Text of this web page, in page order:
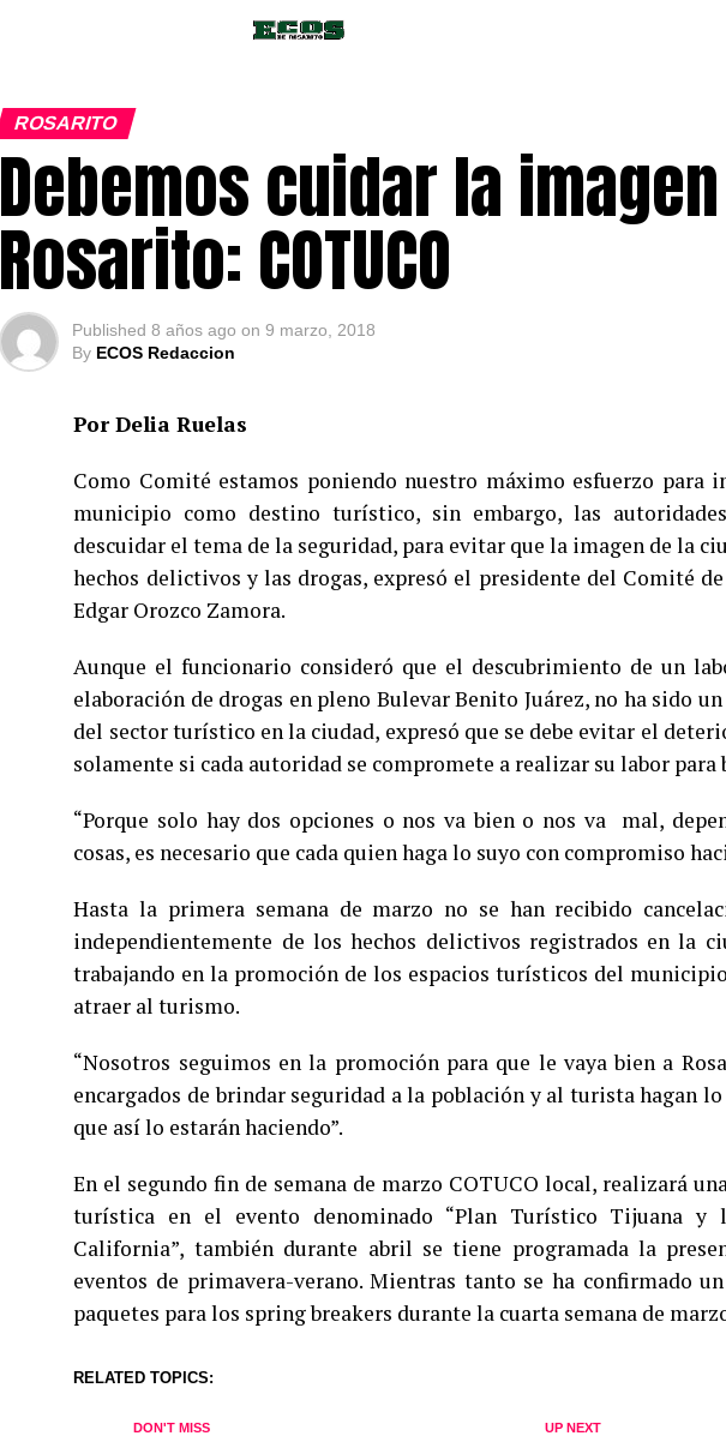
ROSARITO
Debemos cuidar la
Rosarito: COTUCO
Published 8 años ago on 9 marzo, 2018
By ECOS Redaccion
Por Delia Ruelas
Como Comité estamos poniendo nuestro máximo esfuerzo para
municipio como destino turístico, sin embargo, las
descuidar el tema de la seguridad, para evitar que la imagen de la
hechos delictivos y las drogas, expresó el presidente del Comité
Edgar Orozco Zamora.
Aunque el funcionario consideró que el descubrimiento de un
elaboración de drogas en pleno Bulevar Benito Juárez, no ha sido
del sector turístico en la ciudad, expresó que se debe evitar el
solamente si cada autoridad se compromete a realizar su labor para
“Porque solo hay dos opciones o nos va bien o nos va mal,
cosas, es necesario que cada quien haga lo suyo con compromiso
Hasta la primera semana de marzo no se han recibido
independientemente de los hechos delictivos registrados en la
trabajando en la promoción de los espacios turísticos del
atraer al turismo.
“Nosotros seguimos en la promoción para que le vaya bien a
encargados de brindar seguridad a la población y al turista hagan
que así lo estarán haciendo”.
En el segundo fin de semana de marzo COTUCO local, realizará
turística en el evento denominado “Plan Turístico Tijuana y
California”, también durante abril se tiene programada la
eventos de primavera-verano. Mientras tanto se ha confirmado
paquetes para los spring breakers durante la cuarta semana de
RELATED TOPICS:
UP NEXT
DON'T MISS